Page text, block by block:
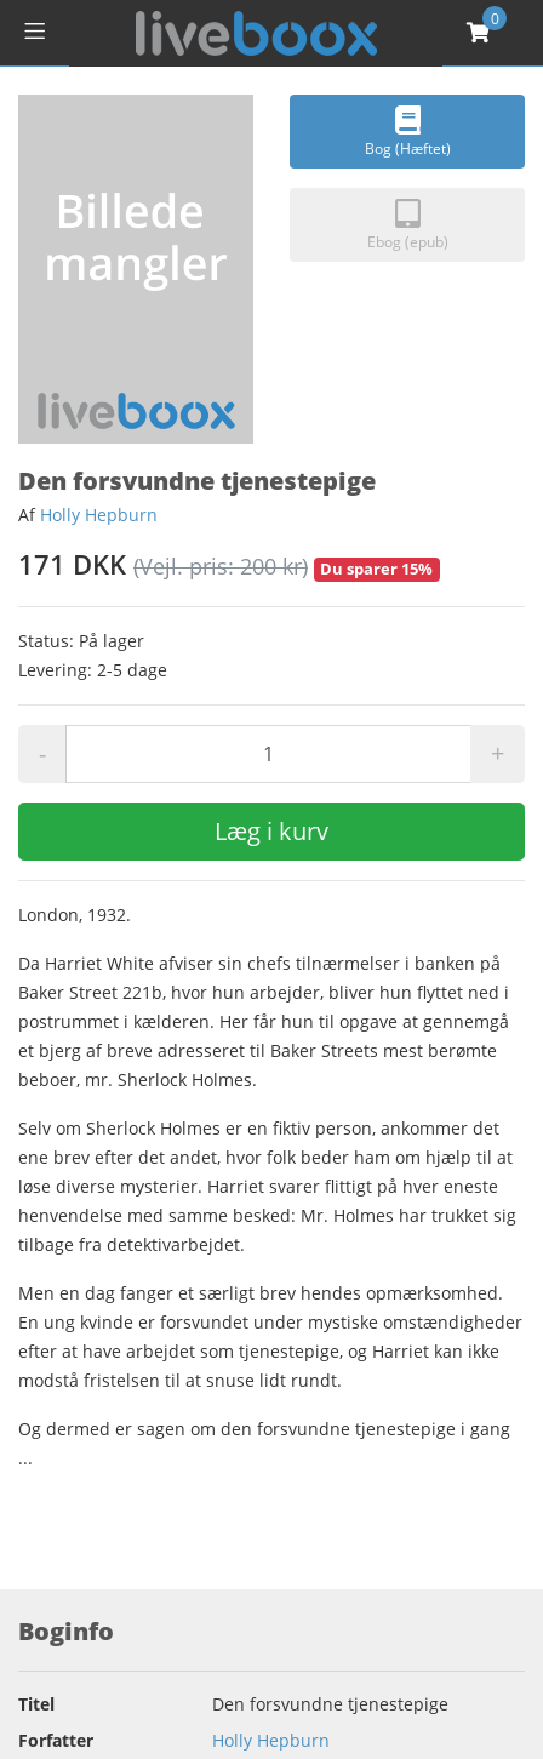
0
Bog (Hæftet)
Ebog (epub)
Den forsvundne tjenestepige
Af Holly Hepburn
171 DKK (Vejl. pris: 200 kr) Du sparer 15%
Status: På lager
Levering: 2-5 dage
- +
Læg i kurv
London, 1932.
Da Harriet White afviser sin chefs tilnærmelser i banken på
Baker Street 221b, hvor hun arbejder, bliver hun flyttet ned i
postrummet i kælderen. Her får hun til opgave at gennemgå
et bjerg af breve adresseret til Baker Streets mest berømte
beboer, mr. Sherlock Holmes.
Selv om Sherlock Holmes er en fiktiv person, ankommer det
ene brev efter det andet, hvor folk beder ham om hjælp til at
løse diverse mysterier. Harriet svarer flittigt på hver eneste
henvendelse med samme besked: Mr. Holmes har trukket sig
tilbage fra detektivarbejdet.
Men en dag fanger et særligt brev hendes opmærksomhed.
En ung kvinde er forsvundet under mystiske omstændigheder
efter at have arbejdet som tjenestepige, og Harriet kan ikke
modstå fristelsen til at snuse lidt rundt.
Og dermed er sagen om den forsvundne tjenestepige i gang
...
Boginfo
Titel
Den forsvundne tjenestepige
Forfatter
Holly Hepburn